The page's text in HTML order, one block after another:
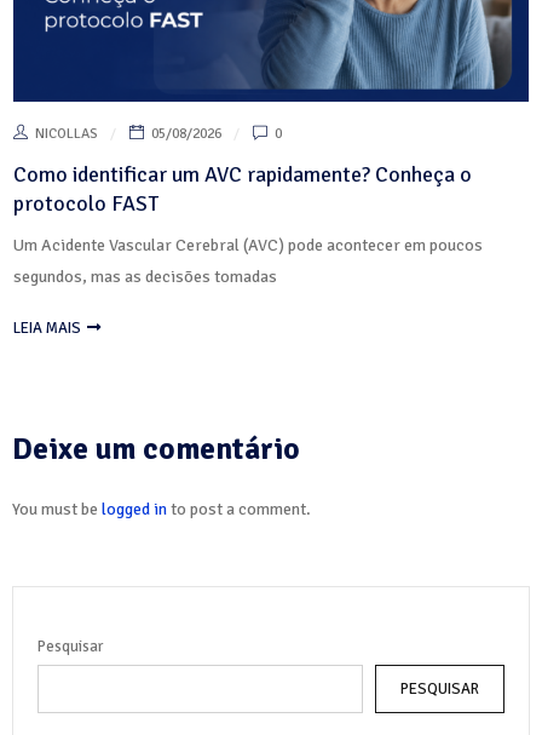
NICOLLAS 05/08/2026 0
Como identificar um AVC rapidamente? Conheça o
protocolo FAST
Um Acidente Vascular Cerebral (AVC) pode acontecer em poucos
segundos, mas as decisões tomadas
LEIA MAIS
Deixe um comentário
You must be logged into post a comment.
Pesquisar
PESQUISAR